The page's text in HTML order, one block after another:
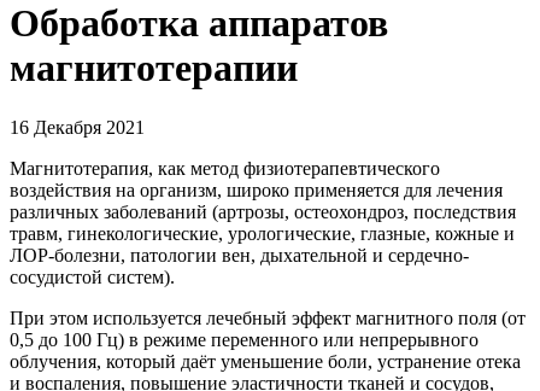
Обработка аппаратов
магнитотерапии
16 Декабря 2021
Магнитотерапия, как метод физиотерапевтического
воздействия на организм, широко применяется для лечения
различных заболеваний (артрозы, остеохондроз, последствия
травм, гинекологические, урологические, глазные, кожные и
ЛОР-болезни, патологии вен, дыхательной и сердечно-
сосудистой систем).
При этом используется лечебный эффект магнитного поля (от
0,5 до 100 Гц) в режиме переменного или непрерывного
облучения, который даёт уменьшение боли, устранение отека
и воспаления, повышение эластичности тканей и сосудов,